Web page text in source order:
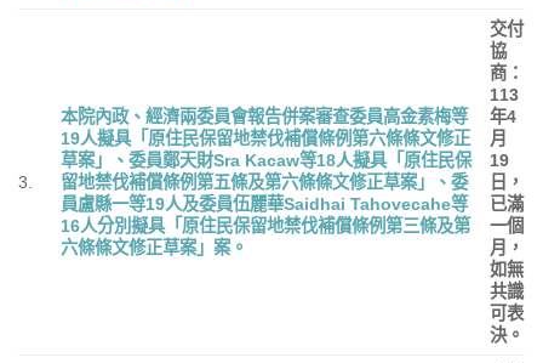
3.
本院內政、經濟兩委員會報告併案審查委員高金素梅等
19人擬具「原住民保留地禁伐補償條例第六條條文修正
草案」、委員鄭天財Sra Kacaw等18人擬具「原住民保
留地禁伐補償條例第五條及第六條條文修正草案」、委
員盧縣一等19人及委員伍麗華Saidhai Tahovecahe等
16人分別擬具「原住民保留地禁伐補償條例第三條及第
六條條文修正草案」案。
交付
協
商：
113
年4
月
19
日，
已滿
一個
月，
如無
共識
可表
決。